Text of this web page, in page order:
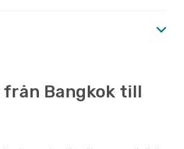
från Bangkok till